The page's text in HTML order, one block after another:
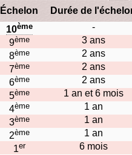
Échelon
Durée de
10ème -
9ème 3 ans
8ème 2 ans
7ème 2 ans
6ème 2 ans
5ème 1 an et 6 mois
4ème 1 an
3ème 1 an
2ème 1 an
1er 6 mois